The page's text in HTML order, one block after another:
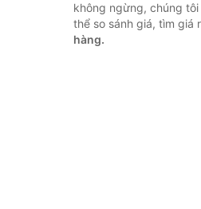
không ngừng, chúng
thể so sánh giá, tìm giá
hàng.